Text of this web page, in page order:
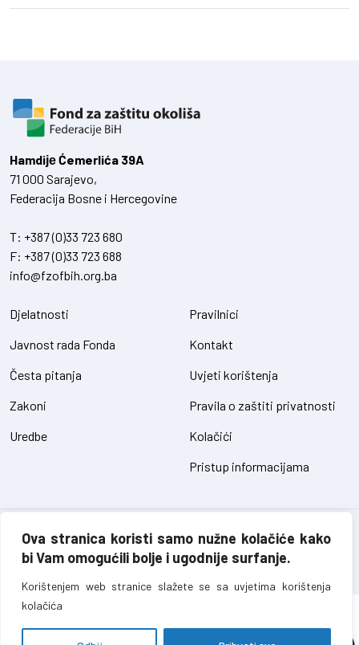
Ova stranica koristi samo nužne kolačiće kako
bi Vam omogućili bolje i ugodnije surfanje.
Korištenjem web stranice slažete se sa uvjetima korištenja
kolačića
Hamdiје Ćemerlića 39A
71 000 Sarajevo,
Federacija Bosne i Hercegovine
T: +387 (0)33 723 680
F: +387 (0)33 723 688
info@fzofbih.org.ba
Djelatnosti
Javnost rada Fonda
Česta pitanja
Zakoni
Uredbe
Pravilnici
Kontakt
Uvjeti korištenja
Pravila o zaštiti privatnosti
Kolačići
Pristup informacijama
Fond za zaštitu okoliša FBiH – sva prava pridržana // design and
developmentSIK